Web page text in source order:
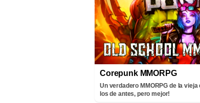
Corepunk MMORPG
Un verdadero MMORPG de la vieja
los de antes, pero mejor!